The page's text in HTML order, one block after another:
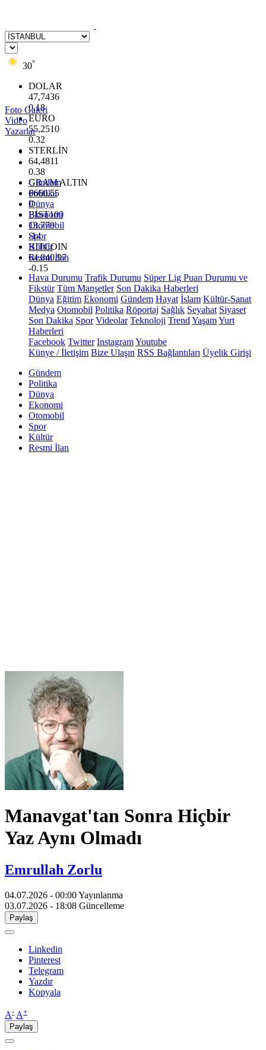
30°
DOLAR
47,7436
0.18
EURO
55,2510
0.32
STERLİN
64,4811
0.38
GRAM ALTIN
6660.55
0
BİST100
13.779
-14
BITCOIN
64.840,97
-0.15
Foto Galeri
Video
Yazarlar
Gündem
Politika
Dünya
Ekonomi
Otomobil
Spor
Kültür
Resmi İlan
Hava Durumu Trafik Durumu Süper Lig Puan Durumu ve
Fikstür Tüm Manşetler Son Dakika Haberleri
Dünya Eğitim Ekonomi Gündem Hayat İslam Kültür-Sanat
Medya Otomobil Politika Röportaj Sağlık Seyahat Siyaset
Son Dakika Spor Videolar Teknoloji Trend YaşamYurt
Haberleri
Facebook Twitter InstagramYoutube
Künye / İletişim Bize Ulaşın RSS Bağlantıları Üyelik Girişi
Gündem
Politika
Dünya
Ekonomi
Otomobil
Spor
Kültür
Resmi İlan
Manavgat'tan Sonra Hiçbir
Yaz Aynı Olmadı
Emrullah Zorlu
04.07.2026 - 00:00Yayınlanma
03.07.2026 - 18:08 Güncelleme
Paylaş
Linkedin
Pinterest
Telegram
Yazdır
Kopyala
A- A+
Paylaş